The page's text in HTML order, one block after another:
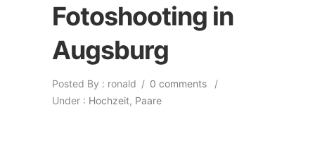
Fotoshooting in
Augsburg
Posted By : ronald / 0 comments
/
Under : Hochzeit, Paare